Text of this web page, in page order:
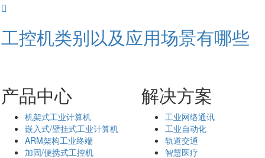
工控机类别以及应用场景有哪些
产品中心
机架式工业计算机
嵌入式/壁挂式工业计算机
ARM架构工业终端
加固/便携式工控机
解决方案
工业网络通讯
工业自动化
轨道交通
智慧医疗